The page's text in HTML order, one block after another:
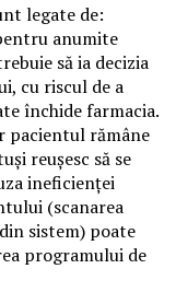
legate de:
anumite
să ia decizia
cu riscul de a
închide farmacia.
pacientul rămâne
reușesc să se
ineficienţei
(scanarea
sistem) poate
programului de